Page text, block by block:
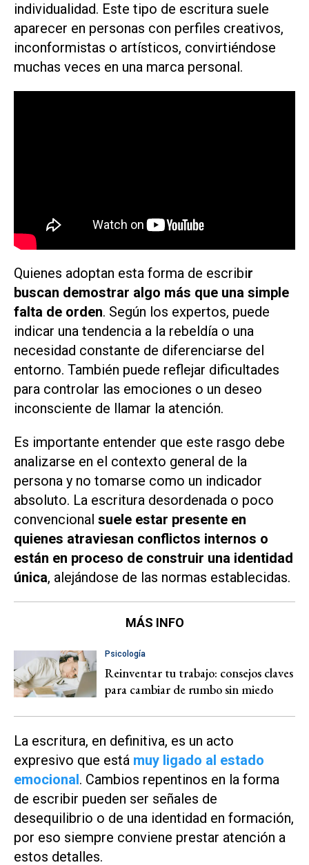
individualidad. Este tipo de escritura suele
aparecer en personas con perfiles creativos,
inconformistas o artísticos, convirtiéndose
muchas veces en una marca personal.
Quienes adoptan esta forma de escribir
buscan demostrar algo más que una simple
falta de orden. Según los expertos, puede
indicar una tendencia a la rebeldía o una
necesidad constante de diferenciarse del
entorno. También puede reflejar dificultades
para controlar las emociones o un deseo
inconsciente de llamar la atención.
Es importante entender que este rasgo debe
analizarse en el contexto general de la
persona y no tomarse como un indicador
absoluto. La escritura desordenada o poco
convencional suele estar presente en
quienes atraviesan conflictos internos o
están en proceso de construir una identidad
única, alejándose de las normas establecidas.
MÁS INFO
Psicología
Reinventar tu trabajo: consejos claves
para cambiar de rumbo sin miedo
La escritura, en definitiva, es un acto
expresivo que está muy ligado al estado
emocional. Cambios repentinos en la forma
de escribir pueden ser señales de
desequilibrio o de una identidad en formación,
por eso siempre conviene prestar atención a
estos detalles.